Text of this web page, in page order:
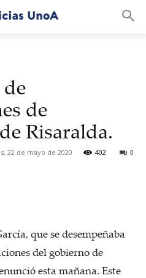
de
Risaralda.
22 de mayo de 2020 0
402
que se desempeñaba
del gobierno de
esta mañana. Este